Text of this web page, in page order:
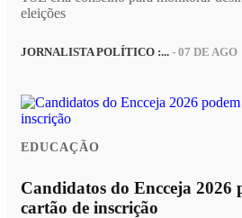
eleições
JORNALISTA POLÍTICO :... - 07 DE AGO
EDUCAÇÃO
Candidatos do Encceja 2026
cartão de inscrição